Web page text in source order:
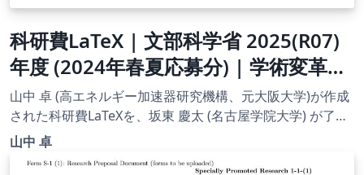
科研費LaTeX | 文部科学省 2025(R07)
年度 (2024年春夏応募分) | 学術変革領
域研究 | 学術変革領域研究(B) (計画研
究) | 2024.04.12
山中 卓 (高エネルギー加速器研究機構、元大阪大学)が作成
された科研費LaTeXを、坂東 慶太 (名古屋学院大学) が了承
を得てテンプレート登録しています。 詳細はこちら↓をご
山中 卓